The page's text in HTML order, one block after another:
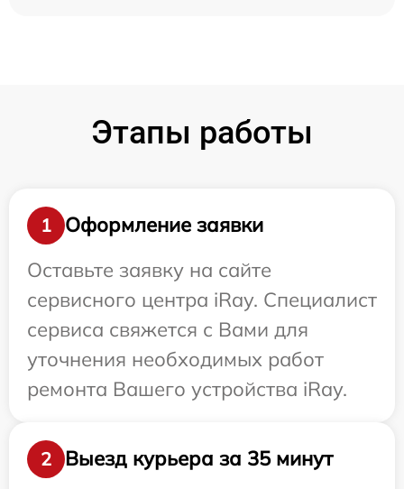
Этапы работы
1
Оформление заявки
Оставьте заявку на сайте
сервисного центра iRay. Специалист
сервиса свяжется с Вами для
уточнения необходимых работ
ремонта Вашего устройства iRay.
2
Выезд курьера за 35 минут